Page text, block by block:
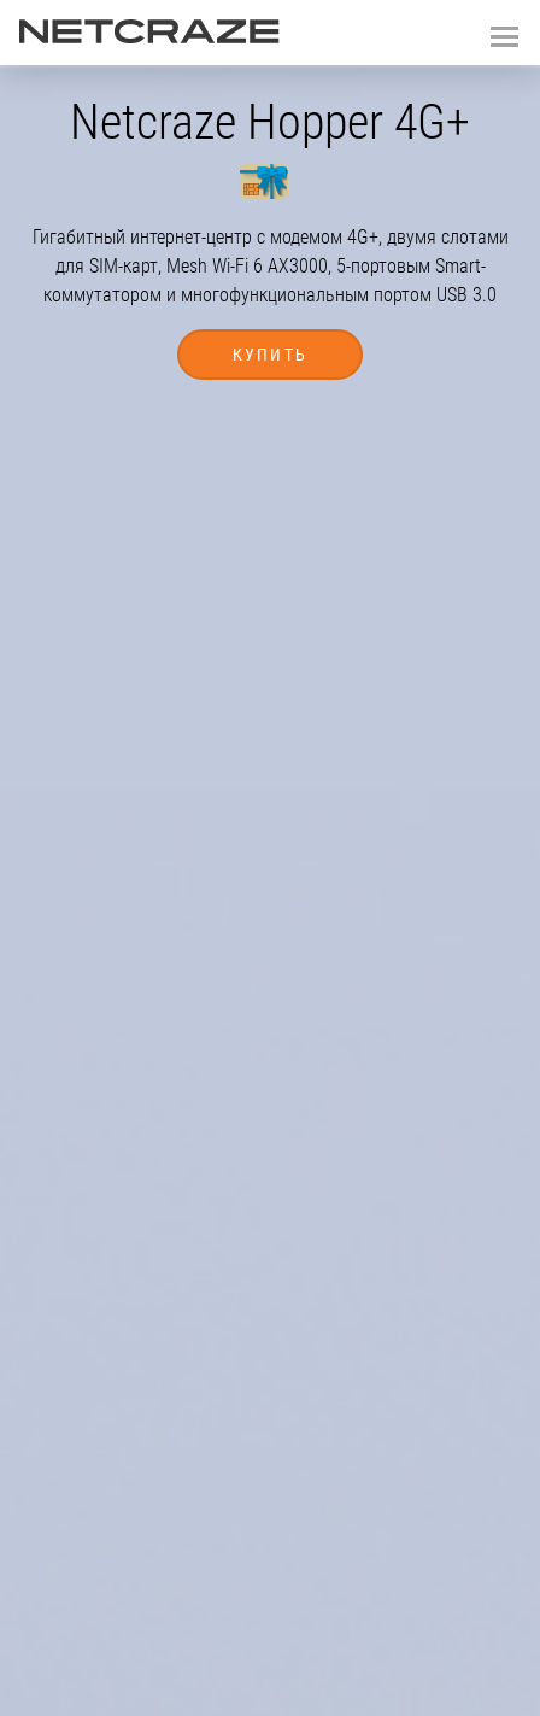
Netcraze Hopper 4G+
Гигабитный интернет-центр с модемом 4G+, двумя слотами
для SIM-карт, Mesh Wi-Fi6 AX3000, 5-портовым Smart-
коммутатором и многофункциональным портом USB 3.0
КУПИТЬ